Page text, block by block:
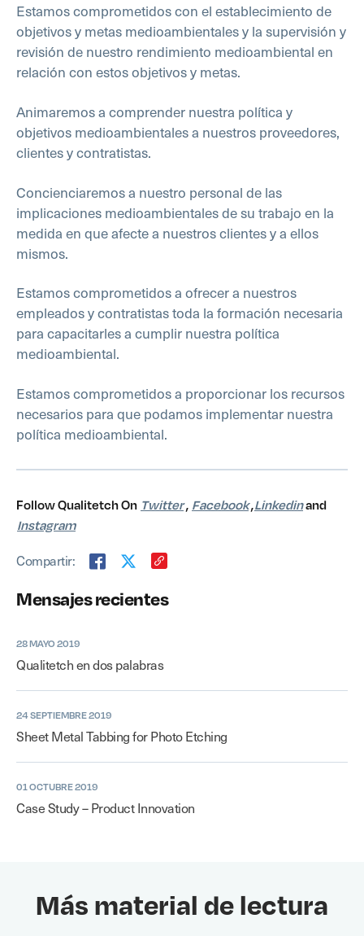
Mensajes recientes
28 MAYO 2019
Qualitetch en dos palabras
24 SEPTIEMBRE 2019
Sheet Metal Tabbing for Photo Etching
01 OCTUBRE 2019
Case Study – Product Innovation
Estamos comprometidos con el establecimiento de
objetivos y metas medioambientales y la supervisión y
revisión de nuestro rendimiento medioambiental en
relación con estos objetivos y metas.
Animaremos a comprender nuestra política y
objetivos medioambientales a nuestros proveedores,
clientes y contratistas.
Concienciaremos a nuestro personal de las
implicaciones medioambientales de su trabajo en la
medida en que afecte a nuestros clientes y a ellos
mismos.
Estamos comprometidos a ofrecer a nuestros
empleados y contratistas toda la formación necesaria
para capacitarles a cumplir nuestra política
medioambiental.
Estamos comprometidos a proporcionar los recursos
necesarios para que podamos implementar nuestra
política medioambiental.
Follow Qualitetch On Twitter, Facebook,Linkedinand
Instagram
Compartir:
Más material de lectura